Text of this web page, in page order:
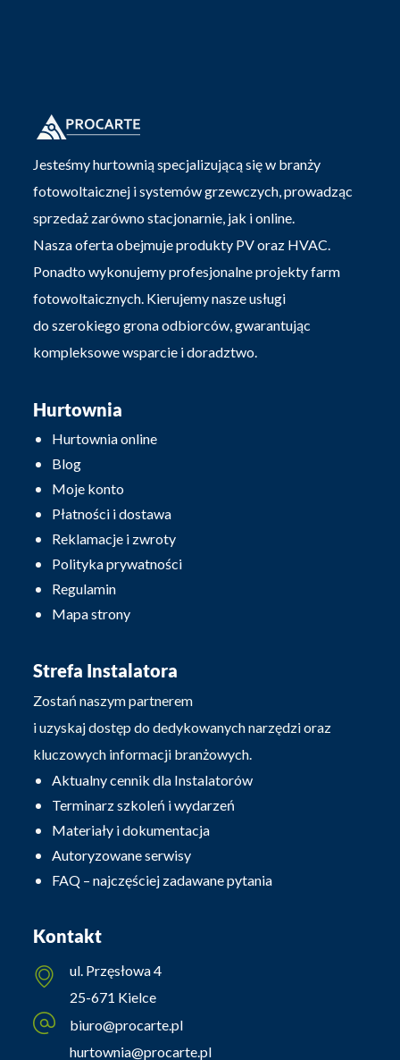
Jesteśmy hurtownią specjalizującą się w branży
fotowoltaicznej i systemów grzewczych, prowadząc
sprzedaż zarówno stacjonarnie, jak i online.
Nasza oferta obejmuje produkty PV oraz HVAC.
Ponadto wykonujemy profesjonalne projekty farm
fotowoltaicznych. Kierujemy nasze usługi
do szerokiego grona odbiorców, gwarantując
kompleksowe wsparcie i doradztwo.
Hurtownia
Hurtownia online
Blog
Moje konto
Płatności i dostawa
Reklamacje i zwroty
Polityka prywatności
Regulamin
Mapa strony
Strefa Instalatora
Zostań naszym partnerem
i uzyskaj dostęp do dedykowanych narzędzi oraz
kluczowych informacji branżowych.
Aktualny cennik dla Instalatorów
Terminarz szkoleń i wydarzeń
Materiały i dokumentacja
Autoryzowane serwisy
FAQ – najczęściej zadawane pytania
Kontakt
ul. Przęsłowa 4
25-671 Kielce
biuro@procarte.pl
hurtownia@procarte.pl